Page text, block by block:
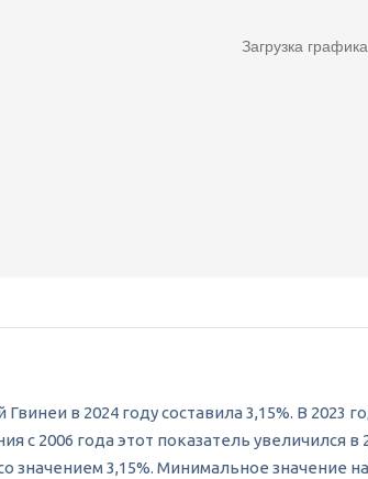
Загрузка
в 2024 году составила 3,15%. В 2023
с 2006 года этот показатель
3,15%. Минимальное значение